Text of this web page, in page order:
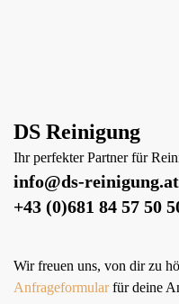
DS Reinigung
Ihr perfekter Partner für
info@ds-reinigung.at
+43 (0)681 84 57 50
Wir freuen uns, von dir zu
Anfrageformularfür deine